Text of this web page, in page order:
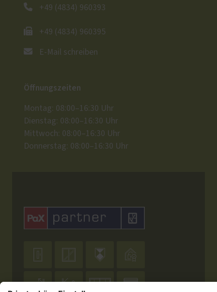
+49 (4834) 960393
+49 (4834) 960395
E-Mail schreiben
Öffnungszeiten
Montag: 08:00–16:30 Uhr
Dienstag: 08:00–16:30 Uhr
Mittwoch: 08:00–16:30 Uhr
Donnerstag: 08:00–16:30 Uhr
  
   